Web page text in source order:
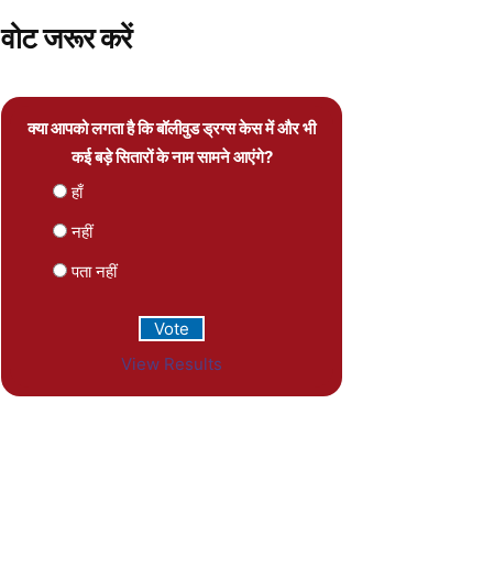
वोट जरूर करें
क्या आपको लगता है कि बॉलीवुड ड्रग्स केस में और भी
कई बड़े सितारों के नाम सामने आएंगे?
हाँ
नहीं
पता नहीं
View Results